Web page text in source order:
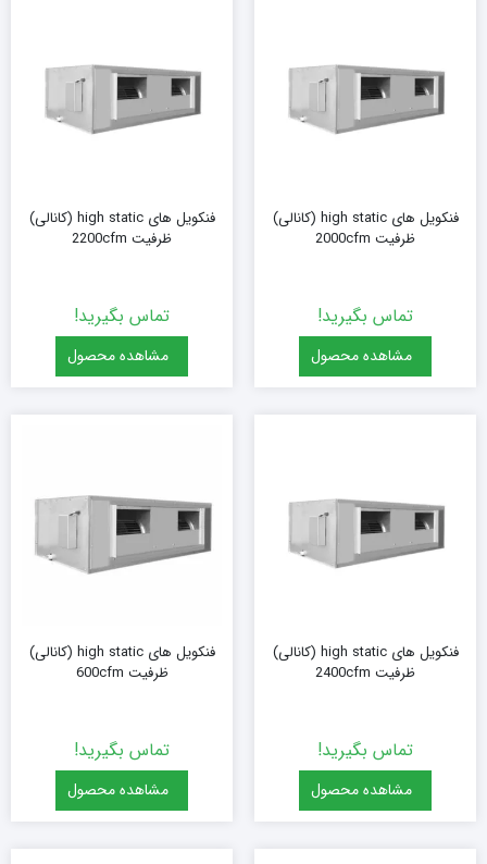
فنکویل های high static (کانالی)
ظرفیت 2000cfm
تماس بگیرید!
مشاهده محصول
فنکویل های high static (کانالی)
ظرفیت 2200cfm
تماس بگیرید!
مشاهده محصول
فنکویل های high static (کانالی)
ظرفیت 2400cfm
تماس بگیرید!
مشاهده محصول
فنکویل های high static (کانالی)
ظرفیت 600cfm
تماس بگیرید!
مشاهده محصول